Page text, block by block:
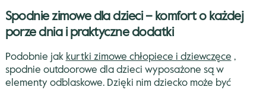
Spodnie zimowe dla dzieci – komfort o każdej
porze dnia i praktyczne dodatki
Podobnie jak kurtki zimowe chłopiece i dziewczęce ,
spodnie outdoorowe dla dzieci wyposażone są w
elementy odblaskowe. Dzięki nim dziecko może być